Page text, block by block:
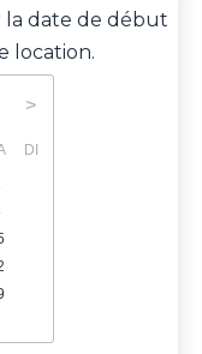
la date de début
location.
>
DI